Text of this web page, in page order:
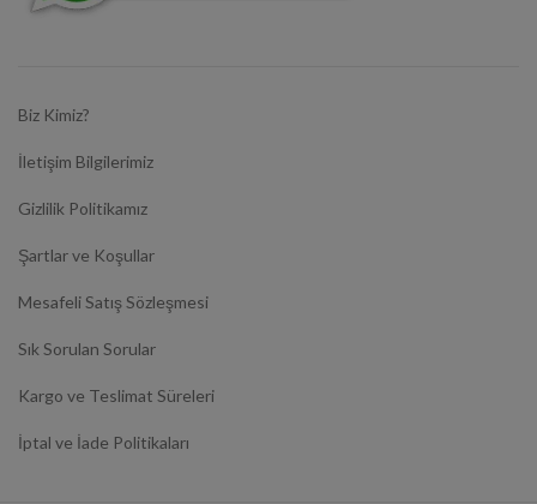
Biz Kimiz?
İletişim Bilgilerimiz
Gizlilik Politikamız
Şartlar ve Koşullar
Mesafeli Satış Sözleşmesi
Sık Sorulan Sorular
Kargo ve Teslimat Süreleri
İptal ve İade Politikaları